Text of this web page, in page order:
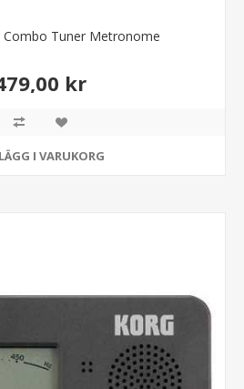
Combo Tuner Metronome
kr
LÄGG I VARUKORG